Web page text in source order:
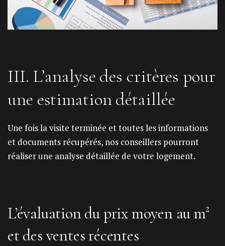
III. L’analyse des critères pour
une estimation détaillée
Une fois la visite terminée et toutes les informations
et documents récupérés, nos conseillers pourront
réaliser une analyse détaillée de votre logement.
L’évaluation du prix moyen au m²
et des ventes récentes